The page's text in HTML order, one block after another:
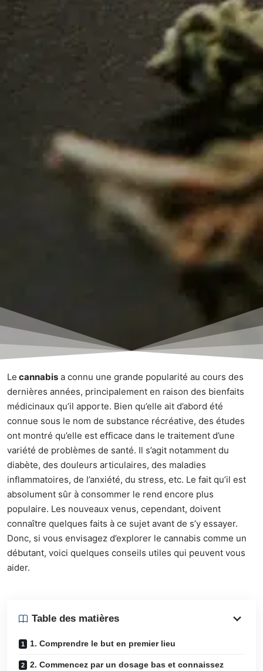
Le cannabis a connu une grande popularité au cours des
dernières années, principalement en raison des bienfaits
médicinaux qu’il apporte. Bien qu’elle ait d’abord été
connue sous le nom de substance récréative, des études
ont montré qu’elle est efficace dans le traitement d’une
variété de problèmes de santé. Il s’agit notamment du
diabète, des douleurs articulaires, des maladies
inflammatoires, de l’anxiété, du stress, etc. Le fait qu’il est
absolument sûr à consommer le rend encore plus
populaire. Les nouveaux venus, cependant, doivent
connaître quelques faits à ce sujet avant de s’y essayer.
Donc, si vous envisagez d’explorer le cannabis comme un
débutant, voici quelques conseils utiles qui peuvent vous
aider.
Table des matières
1. Comprendre le but en premier lieu
2. Commencez par un dosage bas et connaissez